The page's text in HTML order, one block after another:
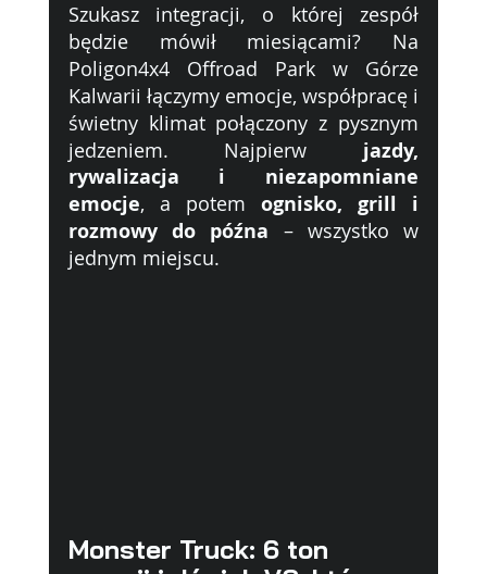
Szukasz integracji, o której zespół
będzie mówił miesiącami? Na
Poligon4x4 Offroad Park w Górze
Kalwarii łączymy emocje, współpracę i
świetny klimat połączony z pysznym
jedzeniem. Najpierw jazdy,
rywalizacja i niezapomniane
emocje, a potem ognisko, grill i
rozmowy do późna – wszystko w
jednym miejscu.
Monster Truck: 6 ton